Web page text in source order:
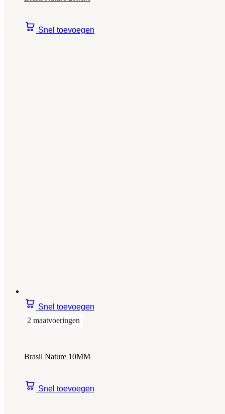
Snel toevoegen
Snel toevoegen
2 maatvoeringen
Brasil Nature 10MM
Snel toevoegen